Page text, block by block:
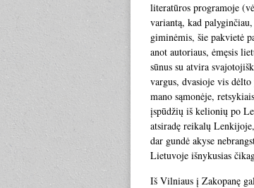
literatūros programoje
variantą, kad
giminėmis, šie pakvietė
anot autoriaus, ėmęsis
sūnus su atvira
vargus, dvasioje vis
mano sąmonėje,
įspūdžių iš kelionių po
atsiradę reikalų
dar gundė akyse
Lietuvoje išnykusias
Iš Vilniaus į Zakopanę